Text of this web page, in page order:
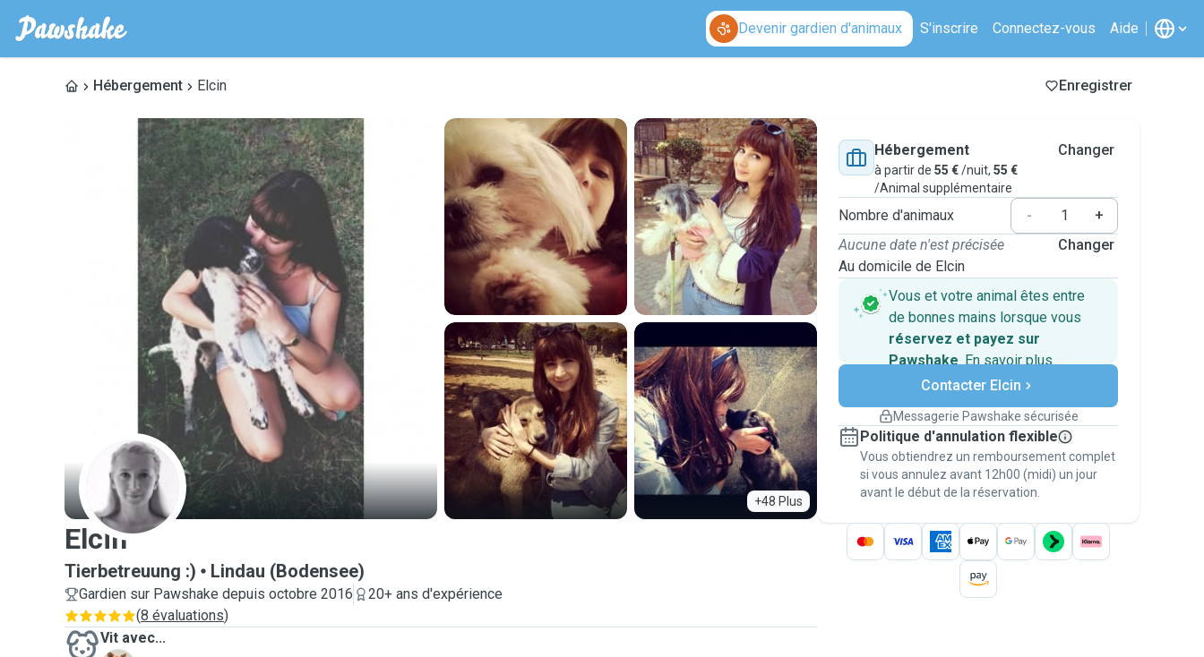
Devenir gardien d'animaux S'inscrire Connectez-vous Aide
Hébergement Elcin Enregistrer
+48 Plus
E
Elcin
Tierbetreuung :) Lindau (Bodensee)
Gardien sur Pawshake depuis octobre 2016
20+ ans d'expérience
(8 évaluations)
Vit avec...
Hébergement
à partir de 55 €/nuit, 55 €
/Animal supplémentaire
Changer
Nombre d'animaux -
+
Aucune date n'est précisée
Au domicile de Elcin
Changer
Vous et votre animal êtes entre
de bonnes mains lorsque vous
réservez et payez sur
Pawshake. En savoir plus
Paiements sécurisés
Assistance en cas de
Réservations couvertes par
nos garanties
Gardez tout sur Pawshake (du premier
message au paiement) pour bénéficier de la
Garantie Pawshake.
Contacter Elcin
Messagerie Pawshake sécurisée
Politique d'annulation flexible
Vous obtiendrez un remboursement complet
si vous annulez avant 12h00 (midi) un jour
avant le début de la réservation.